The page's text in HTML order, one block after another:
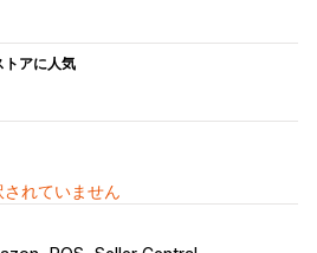
トアに人気
れていません